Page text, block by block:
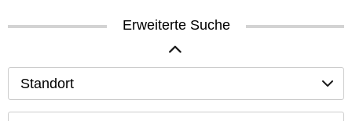
Erweiterte Suche
Standort